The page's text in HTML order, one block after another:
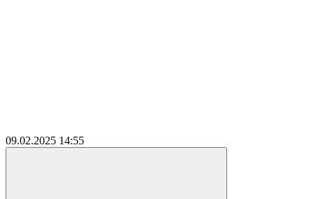
09.02.2025 14:55